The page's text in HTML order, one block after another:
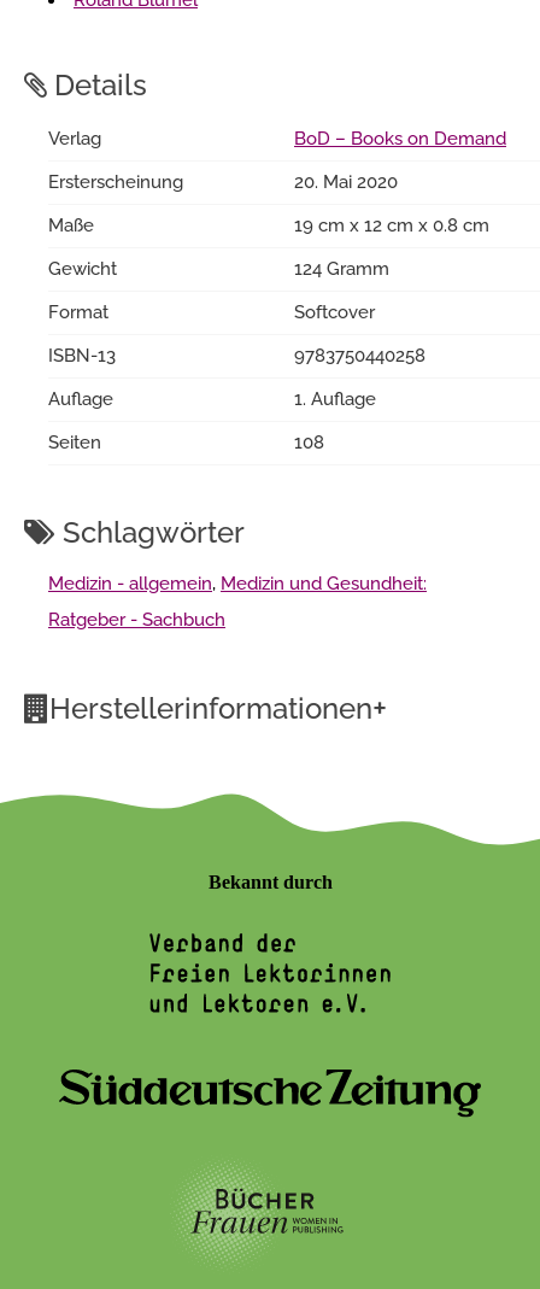
Details
Verlag
BoD – Books on Demand
Ersterscheinung
20. Mai 2020
Maße
19 cm x 12 cm x 0.8 cm
Gewicht
124 Gramm
Format
Softcover
ISBN-13
9783750440258
Auflage
1. Auflage
Seiten
108
Schlagwörter
Medizin - allgemein, Medizin und Gesundheit:
Ratgeber - Sachbuch
Herstellerinformationen+
Bekannt durch